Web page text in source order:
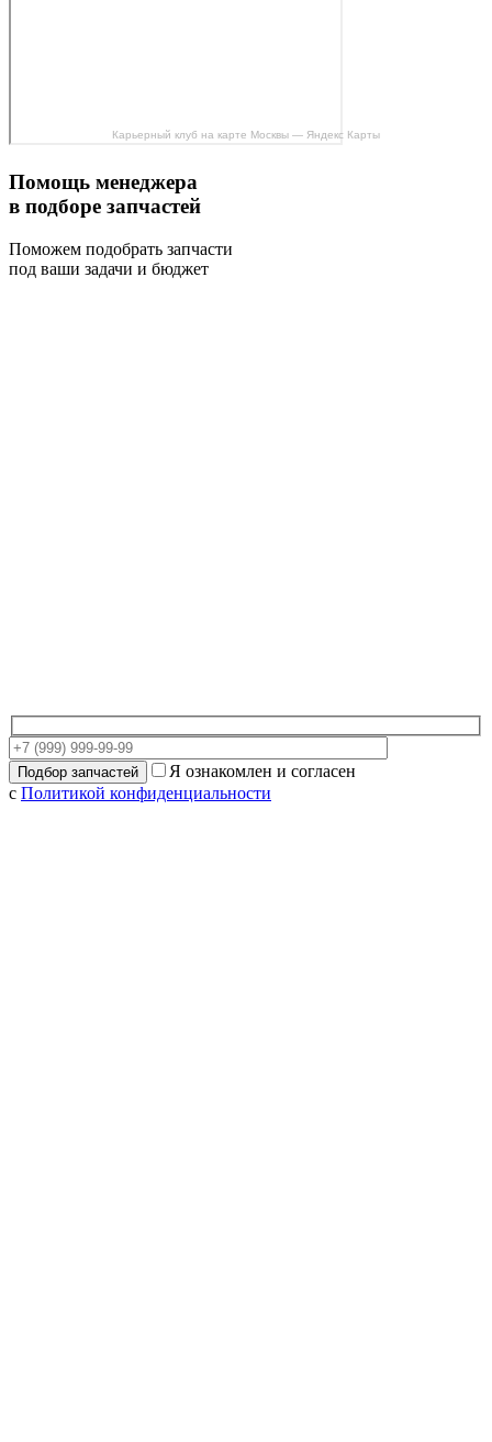
Карьерный клуб на карте Москвы — Яндекс Карты
Помощь менеджера
в подборе запчастей
Поможем подобрать запчасти
под ваши задачи и бюджет
Я ознакомлен и согласен
с Политикой конфиденциальности